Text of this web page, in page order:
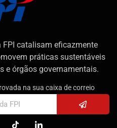
catalisam eficazmente
práticas sustentáveis
e órgãos governamentais.
na sua caixa de correio